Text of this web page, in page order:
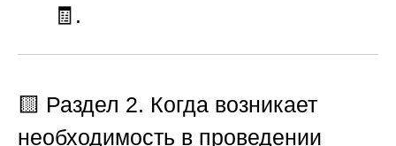
🧾.
🟨 Раздел 2. Когда возникает
необходимость в проведении